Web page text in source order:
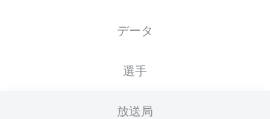
データ
選手
放送局
OPEL ARENA